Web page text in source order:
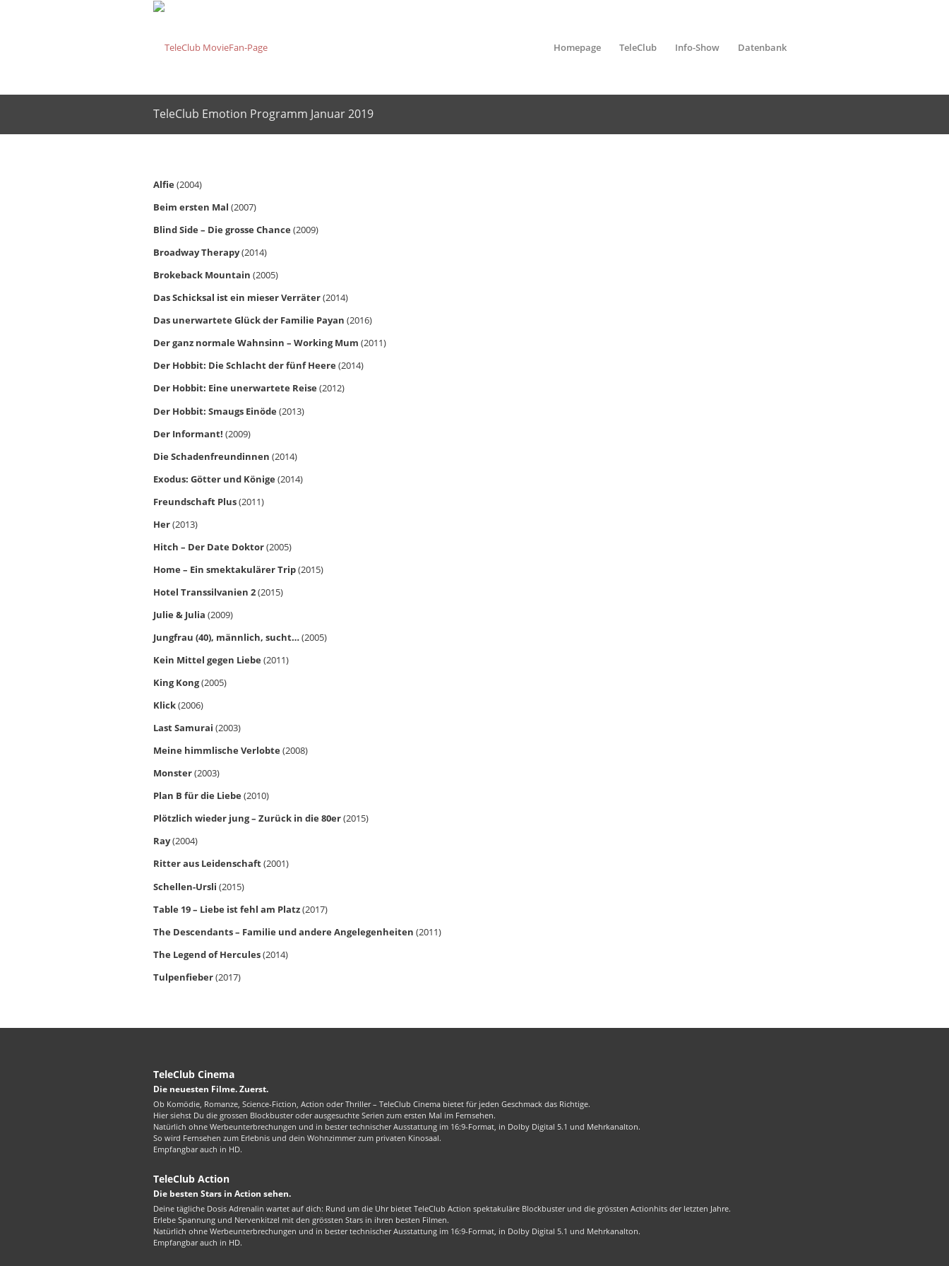
Homepage TeleClub Info-Show Datenbank
TeleClub Emotion Programm Januar 2019
Alfie (2004)
Beim ersten Mal (2007)
Blind Side – Die grosse Chance (2009)
Broadway Therapy(2014)
Brokeback Mountain (2005)
Das Schicksal ist ein mieser Verräter(2014)
Das unerwartete Glück der Familie Payan (2016)
Der ganz normale Wahnsinn – Working Mum (2011)
Der Hobbit: Die Schlacht der fünf Heere (2014)
Der Hobbit: Eine unerwartete Reise (2012)
Der Hobbit: Smaugs Einöde (2013)
Der Informant! (2009)
Die Schadenfreundinnen (2014)
Exodus: Götter und Könige (2014)
Freundschaft Plus(2011)
Her(2013)
Hitch – Der Date Doktor(2005)
Home – Ein smektakulärer Trip(2015)
Hotel Transsilvanien 2(2015)
Julie & Julia (2009)
Jungfrau (40), männlich, sucht…(2005)
Kein Mittel gegen Liebe (2011)
King Kong(2005)
Klick(2006)
Last Samurai (2003)
Meine himmlische Verlobte (2008)
Monster(2003)
Plan B für die Liebe (2010)
Plötzlich wieder jung – Zurück in die 80er(2015)
Ray(2004)
Ritter aus Leidenschaft(2001)
Schellen-Ursli (2015)
Table 19 – Liebe ist fehl am Platz(2017)
The Descendants – Familie und andere Angelegenheiten (2011)
The Legend of Hercules(2014)
Tulpenfieber(2017)
TeleClub Cinema
Die neuesten Filme. Zuerst.
Ob Komödie, Romanze, Science-Fiction, Action oder Thriller – TeleClub Cinema bietet für jeden Geschmack das Richtige.
Hier siehst Du die grossen Blockbuster oder ausgesuchte Serien zum ersten Mal im Fernsehen.
Natürlich ohne Werbeunterbrechungen und in bester technischer Ausstattung im 16:9-Format, in Dolby Digital 5.1 und Mehrkanalton.
So wird Fernsehen zum Erlebnis und dein Wohnzimmer zum privaten Kinosaal.
Empfangbar auch in HD.
TeleClub Action
Die besten Stars in Action sehen.
Deine tägliche Dosis Adrenalin wartet auf dich: Rund um die Uhr bietet TeleClub Action spektakuläre Blockbuster und die grössten Actionhits der letzten Jahre.
Erlebe Spannung und Nervenkitzel mit den grössten Stars in ihren besten Filmen.
Natürlich ohne Werbeunterbrechungen und in bester technischer Ausstattung im 16:9-Format, in Dolby Digital 5.1 und Mehrkanalton.
Empfangbar auch in HD.